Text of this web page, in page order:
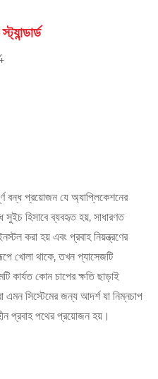
বন্ধ প্রয়োজন যে অ্যাপ্লিকেশনের
হিসাবে ব্যবহৃত হয়, সাধারণত
করা হয় এবং প্রবাহ নিয়ন্ত্রণের
খোলা থাকে, তখন প্যাসেজটি
কার্যত কোন চাপের ক্ষতি ছাড়াই
এমন সিস্টেমের জন্য আদর্শ যা নিম্নচাপ
প্রবাহ পথের প্রয়োজন হয়।